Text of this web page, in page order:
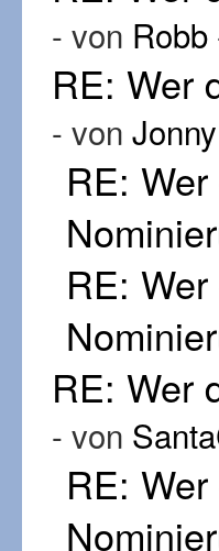
- von Robb
RE: Wer
- von Jonny
RE:
RE:
RE: Wer
- von
RE: